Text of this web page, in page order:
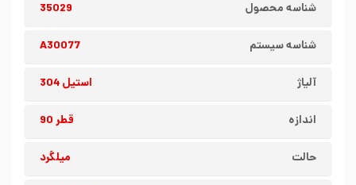
شناسه محصول 35029
شناسه سیستم A30077
آلیاژ استیل 304
اندازه قطر 90
حالت میلگرد